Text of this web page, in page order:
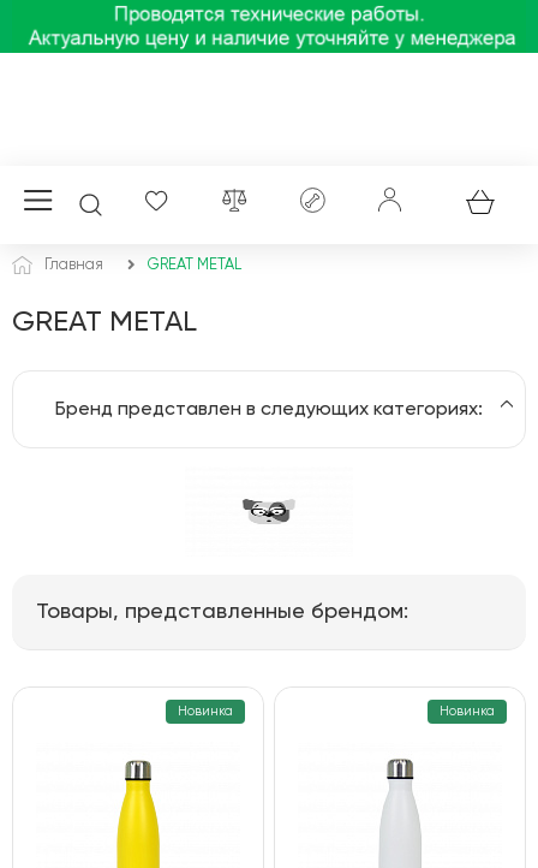
Главная GREAT METAL
GREAT METAL
Бренд представлен в следующих категориях:
Товары, представленные брендом:
Новинка Новинка